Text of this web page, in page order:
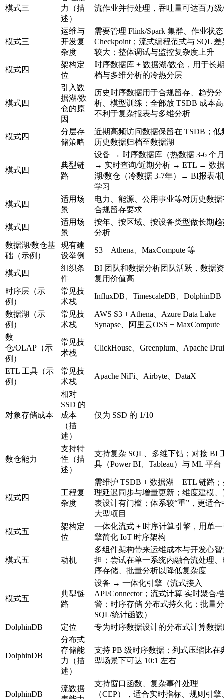
模式三
力（描
述）
流作业并行处理，吞吐量可达百万级
模式三
运维与
开发复
杂度
需要管理 Flink/Spark 集群、作业状
Checkpoint；流式编程范式与 SQL 差
较大；整体调试与监控复杂度上升
模式四
架构定
位
时序数据库 + 数据湖/数仓，用于长
档与多维分析的冷热分层
模式四
引入数
据湖/数
仓的原
因
历史时序数据用于合规留存、趋势分
析、模型训练；全部放 TSDB 成本
不利于复杂报表与多维分析
模式四
分层存
储策略
近期高频访问数据保留在 TSDB；低
历史数据归档至数据湖
模式四
典型链
路
设备 → 时序数据库（热数据 3-6 个
→ 实时查询/近期分析 → ETL → 数
湖/数仓（冷数据 3-7年）→ BI报表/
学习
模式四
适用场
景
电力、能源、公用事业等对历史数据
合规留存要求
模式四
适用场
景
按年、按区域、按设备类型做长期趋
分析
数据湖/数仓基
础（示例）
现有建
设举例
S3 + Athena、MaxCompute 等
模式四
组织条
件
BI 团队和数据分析团队活跃，数据
复用价值高
时序层（示
例）
常见技
术栈
InfluxDB、TimescaleDB、DolphinDB
数据湖（示
例）
常见技
术栈
AWS S3 + Athena、Azure Data Lake +
Synapse、阿里云OSS + MaxCompute
数
仓/OLAP（示
例）
常见技
术栈
ClickHouse、Greenplum、Apache
ETL 工具（示
例）
常见技
术栈
Apache NiFi、Airbyte、DataX
对象存储成本
相对
SSD 的
成本
（描
述）
仅为 SSD 的 1/10
数仓能力
支持特
性（描
述）
支持复杂 SQL、多维下钻；对接 BI
具（Power BI、Tableau）与 ML 平台
模式四
工程复
杂度
需维护 TSDB + 数据湖 + ETL 链路
理延迟同步与增量更新；维度建模、
表设计有门槛；体系较“重”，更适合
大型项目
模式五
架构定
位
一体化流式 + 时序计算引擎，用单
擎简化 IoT 时序架构
模式五 动机
多组件架构带来运维成本与开发心智
担；尝试在单一系统内融合流处理、
序存储、批量分析以降低复杂度
模式五
典型链
路
设备 → 一体化引擎（流式接入
API/Connector；流式计算 实时聚合/
警；时序存储 分布式持久化；批量
SQL/统计函数）
DolphinDB
定位 专为时序数据设计的分布式计算数据
DolphinDB
分布式
存储能
力（描
述）
支持 PB 级时序数据；列式压缩比在
型场景下可达 10:1 左右
DolphinDB
流数据
支持窗口函数、复杂事件处理
（CEP），适合实时指标、规则引擎